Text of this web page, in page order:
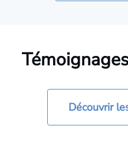
Découvrir